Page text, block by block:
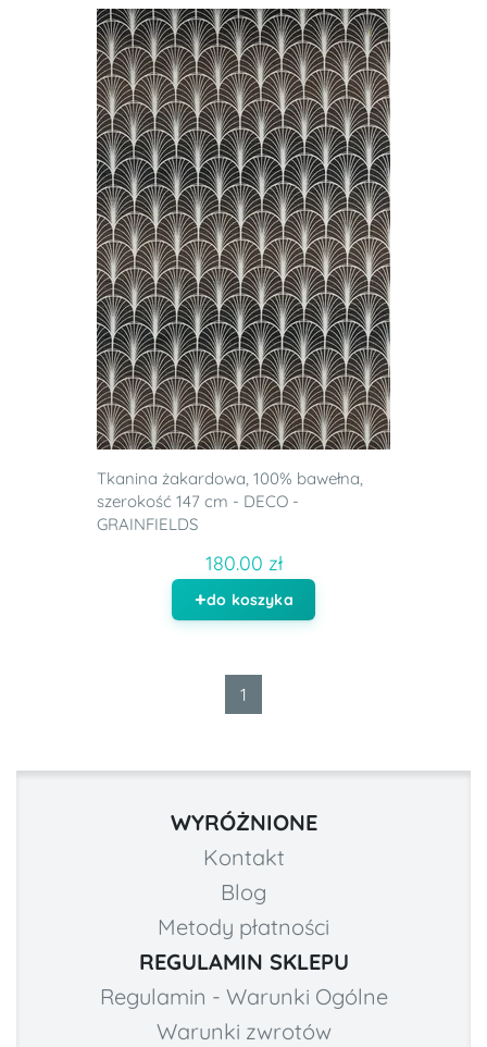
Tkanina żakardowa, 100% bawełna,
szerokość 147 cm - DECO -
GRAINFIELDS
180.00 zł
do koszyka
1
WYRÓŻNIONE
Kontakt
Blog
Metody płatności
REGULAMIN SKLEPU
Regulamin - Warunki Ogólne
Warunki zwrotów